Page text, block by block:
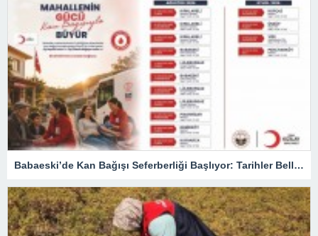
Babaeski’de Kan Bağışı Seferberliği Başlıyor: Tarihler Belli Oldu